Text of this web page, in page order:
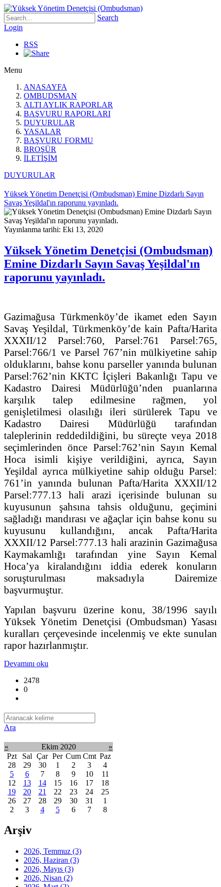
Search
Login
RSS
Menu
ANASAYFA
OMBUDSMAN
ALTI AYLIK RAPORLAR
BAŞVURU RAPORLARI
DUYURULAR
YASALAR
BAŞVURU FORMU
BROŞÜR
İLETİŞİM
DUYURULAR
Yüksek Yönetim Denetçisi (Ombudsman) Emine Dizdarlı Sayın
Savaş Yeşildal'ın raporunu yayınladı.
Yayınlanma tarihi: Eki 13, 2020
Yüksek Yönetim Denetçisi (Ombudsman)
Emine Dizdarlı Sayın Savaş Yeşildal'ın
raporunu yayınladı.
Gazimağusa Türkmenköy’de ikamet eden Sayın
Savaş Yeşildal, Türkmenköy’de kain Pafta/Harita
XXXII/12 Parsel:760, Parsel:761 Parsel:765,
Parsel:766/1 ve Parsel 767’nin mülkiyetine sahip
olduklarını, bahse konu parseller yanında bulunan
Parsel:762’nin KKTC İçişleri Bakanlığı Tapu ve
Kadastro Dairesi Müdürlüğü’nden puanlarına
karşılık talep edilmesine rağmen, yol
genişletilmesi olasılığı ileri sürülerek Tapu ve
Kadastro Dairesi Müdürlüğü tarafından
taleplerinin reddedildiğini, bu süreçte veya 2018
seçimlerinden önce Parsel:762’nin Sayın Kemal
Hoca isimli kişiye verildiğini, ayrıca, Sayın
Yeşildal ayrıca mülkiyetine sahip olduğu Parsel:
761’in yanında bulunan Pafta/Harita XXXII/12
Parsel:777.13 hali arazi içerisinde bulunan su
kuyusunun şahsına tahsis olduğunu, geçimini
sağladığı mandırası ve ağaçlar için bahse konu su
kuyusunu kullandığını, ancak Pafta/Harita
XXXII/12 Parsel:777.13 hali arazinin Gazimağusa
Kaymakamlığı tarafından yine Sayın Kemal
Hoca’ya kiralandığını iddia ederek konuların
soruşturulması maksadıyla Dairemize
başvurmuştur.
Yapılan başvuru üzerine konu, 38/1996 sayılı
Yüksek Yönetim Denetçisi (Ombudsman) Yasası
kuralları çerçevesinde incelenmiş ve ekte sunulan
rapor hazırlanmıştır.
Devamını oku
2478
0
Ara
« Ekim 2020
»
Pzt
Sal Çar Per Cum Cmt Paz
28
29 30 1 2 3
4
5
6 7 8 9 10
11
12
13 14 15 16 17
18
19
20 21 22 23 24
25
26
27 28 29 30 31
1
2
3 4 5 6 7 8
Arşiv
2026, Temmuz (3)
2026, Haziran (3)
2026, Mayıs (3)
2026, Nisan (2)